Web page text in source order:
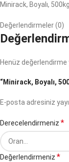
Minirack, Boyalı,
Değerlendirmeler (0)
Henüz değerlendirme
“Minirack, Boyalı,
E-posta adresiniz
Derecelendirmeniz *
Değerlendirmeniz *